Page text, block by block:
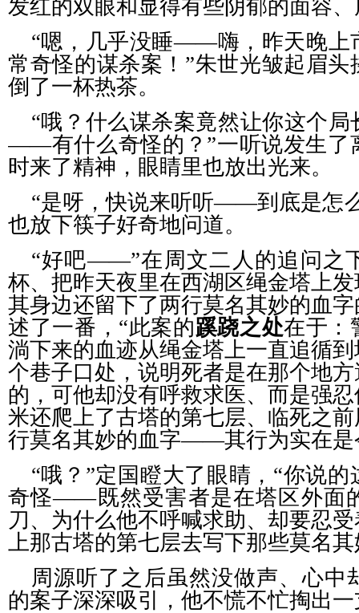
发红的双眼和显得有些阴郁的面容
“嗯，几乎没睡——嗨，昨天晚上
常奇怪的谋杀案！”朱世光皱起眉
倒了一杯热茶。
“哦？什么谋杀案竟然让你这个
——有什么奇怪的？”一听说发生了
时来了精神，眼睛里也放出光来。
“是呀，快说来听听——到底是怎
也放下筷子好奇地问道。
“好吧——”在周文二人的追问之
杯、把昨天夜里在西湖区绳金塔上
其身边还留下了两行莫名其妙的血
述了一番，“此案的蹊跷之处在于：
淌下来的血迹从绳金塔上一直追循
个巷子口处，说明死者是在那个地
的，可他却没有呼救求医、而是强
米还爬上了古塔的第七层、临死之
行莫名其妙的血字——其行为实在是
“哦？”定国瞪大了眼睛，“你说
奇怪——既然受害者是在塔区外面
刀、为什么他不呼喊求助、却要忍
上那古塔的第七层去写下那些莫名
周源听了之后虽然没做声、心中
的案子深深吸引，他不慌不忙掏出